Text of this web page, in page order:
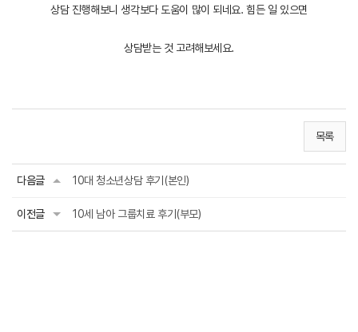
상담 진행해보니 생각보다 도움이 많이 되네요. 힘든 일 있으면
상담받는 것 고려해보세요.
목록
다음글 10대 청소년상담 후기(본인)
이전글 10세 남아 그룹치료 후기(부모)